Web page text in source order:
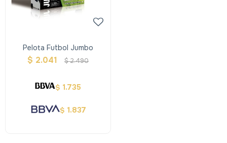
Pelota Futbol Jumbo
$ 2.041 $2.490
$ 1.735
$ 1.837